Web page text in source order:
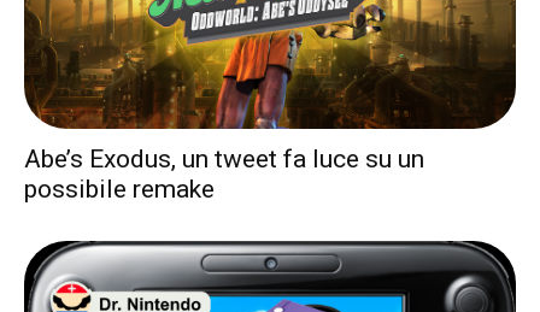
Abe’s Exodus, un tweet fa luce su un
possibile remake